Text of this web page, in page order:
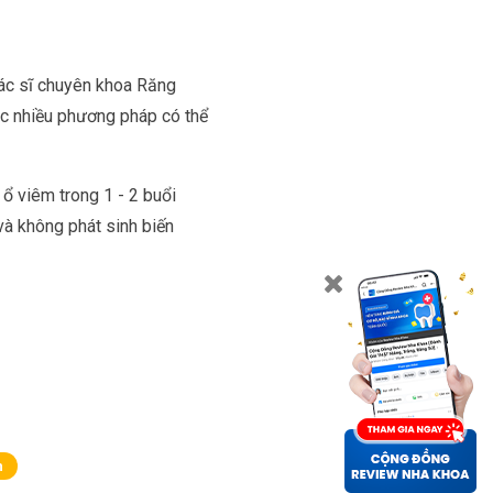
sĩ chuyên khoa Răng
nhiều phương pháp có thể
ổ viêm trong 1 - 2 buổi
không phát sinh biến